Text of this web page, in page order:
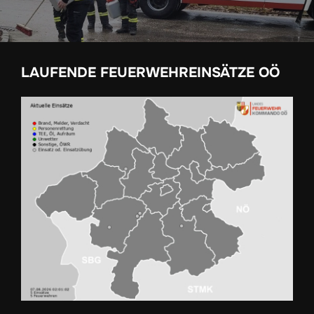
LAUFENDE FEUERWEHREINSÄTZE OÖ